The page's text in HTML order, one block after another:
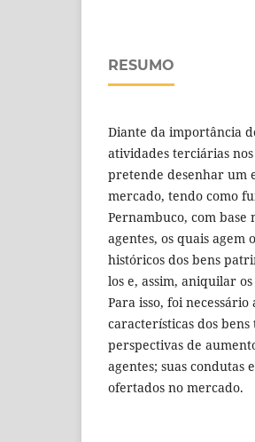
RESUMO
Diante da importância
atividades terciárias
pretende desenhar um
mercado, tendo como
Pernambuco, com base
agentes, os quais agem
históricos dos bens
los e, assim, aniquilar
Para isso, foi
características dos
perspectivas de
agentes; suas condutas
ofertados no mercado.